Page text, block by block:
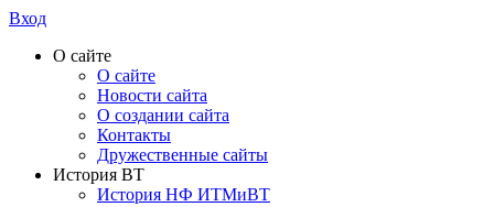
Вход
О сайте
О сайте
Новости сайта
О создании сайта
Контакты
Дружественные сайты
История ВТ
История НФ ИТМиВТ